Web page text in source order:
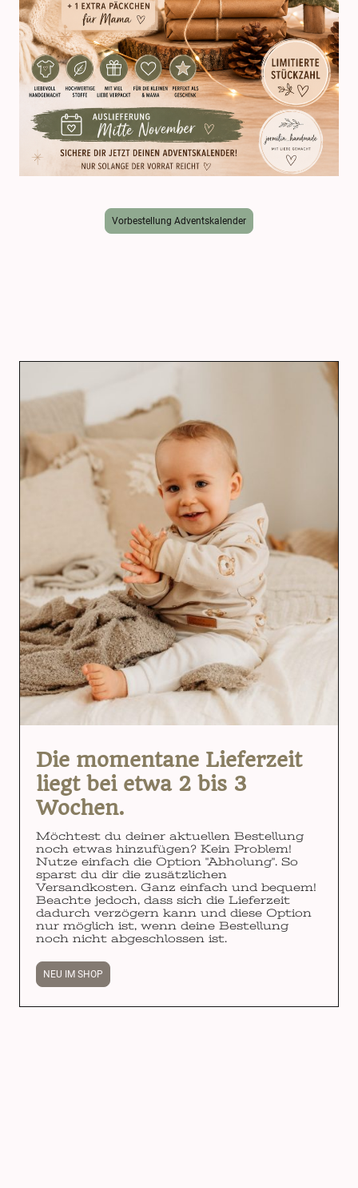
Vorbestellung Adventskalender
Die momentane Lieferzeit
liegt bei etwa 2 bis 3
Wochen.
Möchtest du deiner aktuellen Bestellung
noch etwas hinzufügen? Kein Problem!
Nutze einfach die Option "Abholung". So
sparst du dir die zusätzlichen
Versandkosten. Ganz einfach und bequem!
Beachte jedoch, dass sich die Lieferzeit
dadurch verzögern kann und diese Option
nur möglich ist, wenn deine Bestellung
noch nicht abgeschlossen ist.
NEU IM SHOP